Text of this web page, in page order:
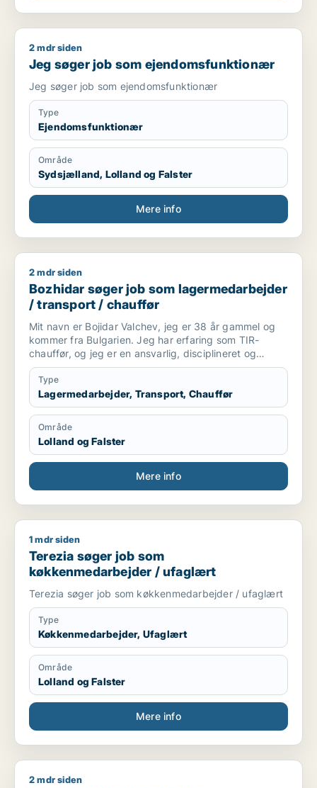
Jeg søger job som ejendomsfunktionær
2 mdr siden
Jeg søger job som ejendomsfunktionær
Jeg søger job som ejendomsfunktionær
Type
Ejendomsfunktionær
Område
Sydsjælland, Lolland og Falster
Mere info
Bozhidar søger job som lagermedarbejder / transport /
2 mdr siden
Bozhidar søger job som lagermedarbejder
/ transport / chauffør
Mit navn er Bojidar Valchev, jeg er 38 år gammel og
kommer fra Bulgarien. Jeg har erfaring som TIR-
chauffør, og jeg er en ansvarlig, disciplineret og
organiseret person. Jeg har evner til lange
internationale kurser, overholdelse af deadlines og
sikker kørsel af tunge lastbiler. Jeg arbejder roligt
under pres, og jeg værdsætter ærlighed og en
professionel indstilling. Jeg er klar til at udvikle og
bidrage med min erfaring og motivation til en
fremtidig arbejdsgiver.
Type
Lagermedarbejder, Transport, Chauffør
Område
Lolland og Falster
Mere info
Terezia søger job som køkkenmedarbejder / ufaglært
1 mdr siden
Terezia søger job som
køkkenmedarbejder / ufaglært
Terezia søger job som køkkenmedarbejder / ufaglært
Type
Køkkenmedarbejder, Ufaglært
Område
Lolland og Falster
Mere info
Kim søger job som chauffør
2 mdr siden